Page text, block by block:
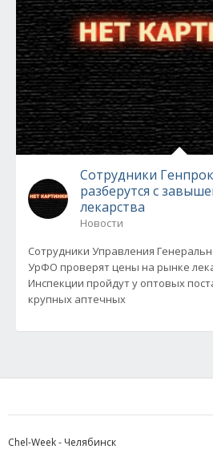
Сотрудники
разберутся с
лекарства
Новости
Сотрудники Управления
УрФО проверят цены на рынке
Инспекции пройдут у оптовых
крупных аптечных
Chel-Week - Челябинск